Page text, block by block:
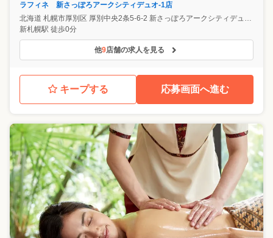
ラフィネ 新さっぽろアークシティデュオ-1店
北海道 札幌市厚別区 厚別中央2条5-6-2 新さっぽろアークシティデュオ-1 B1階
新札幌駅 徒歩0分
他9店舗の求人を見る
キープする 応募画面へ進む